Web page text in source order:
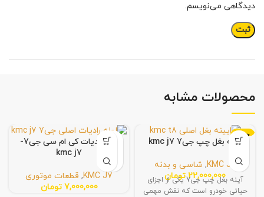
دیدگاهی می‌نویسم.
محصولات مشابه
جدید
آینه بغل چپ جی7 kmc j7
KMC J7
, شاسی و بدنه
22,000,000 تومان
آینه بغل چپ جی7 یکی از اجزای
حیاتی خودرو است که نقش مهمی
لوله رادیات کی ام سی جی7-
kmc j7
KMC J7
, قطعات موتوری
7,000,000 تومان